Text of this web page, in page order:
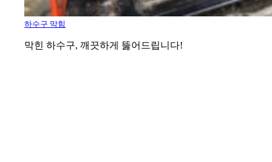
하수구 막힘
막힌 하수구, 깨끗하게 뚫어드립니다!